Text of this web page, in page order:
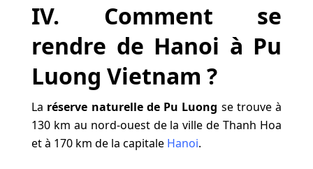
IV. Comment se
rendre de Hanoi à Pu
Luong Vietnam ?
La réserve naturelle de Pu Luong se trouve à
130 km au nord-ouest de la ville de Thanh Hoa
et à 170 km de la capitale Hanoi.